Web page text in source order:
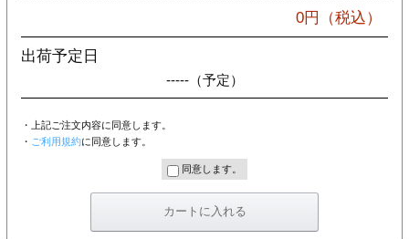
0円（税込）
出荷予定日
-----（予定）
・上記ご注文内容に同意します。
・ ご利用規約に同意します。
同意します。